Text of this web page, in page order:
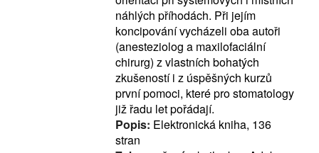
náhlých příhodách. Při jejím
koncipování vycházeli oba autoři
(anesteziolog a maxilofaciální
chirurg) z vlastních bohatých
zkušeností i z úspěšných kurzů
první pomoci, které pro stomatology
již řadu let pořádají.
Popis: Elektronická kniha, 136
stran